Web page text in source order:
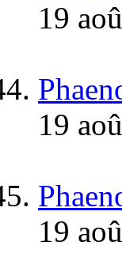
19
19
19